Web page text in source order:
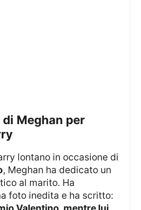
lontano in occasione di
, Meghan ha dedicato un
al marito. Ha
foto inedita e ha scritto: